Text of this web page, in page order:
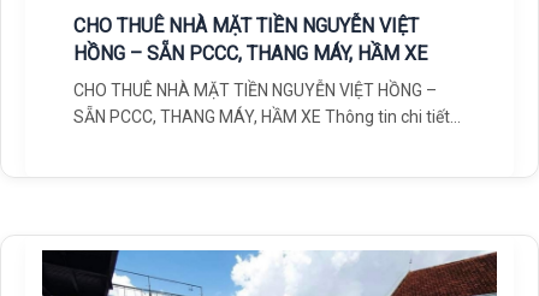
CHO THUÊ NHÀ MẶT TIỀN NGUYỄN VIỆT
HỒNG – SẴN PCCC, THANG MÁY, HẦM XE
CHO THUÊ NHÀ MẶT TIỀN NGUYỄN VIỆT HỒNG –
SẴN PCCC, THANG MÁY, HẦM XE Thông tin chi tiết